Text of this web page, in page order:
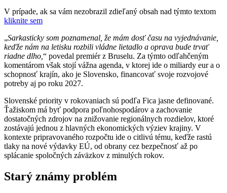
V prípade, ak sa vám nezobrazil zdieľaný obsah nad týmto textom
kliknite sem
„Sarkasticky som poznamenal, že mám dosť času na vyjednávanie,
keďže nám na letisku rozbili vládne lietadlo a oprava bude trvať
riadne dlho, “ povedal premiér z Bruselu. Za týmto odľahčeným
komentárom však stojí vážna agenda, v ktorej ide o miliardy eur a o
schopnosť krajín, ako je Slovensko, financovať svoje rozvojové
potreby aj po roku 2027.
Slovenské priority v rokovaniach sú podľa Fica jasne definované.
Ťažiskom má byť podpora poľnohospodárov a zachovanie
dostatočných zdrojov na znižovanie regionálnych rozdielov, ktoré
zostávajú jednou z hlavných ekonomických výziev krajiny. V
kontexte pripravovaného rozpočtu ide o citlivú tému, keďže rastú
tlaky na nové výdavky EÚ, od obrany cez bezpečnosť až po
splácanie spoločných záväzkov z minulých rokov.
Starý známy problém